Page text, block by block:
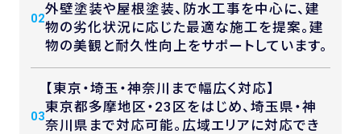
02
外壁塗装や屋根塗装、防水工事を中心に、建
物の劣化状況に応じた最適な施工を提案。建
物の美観と耐久性向上をサポートしています。
03
【東京・埼玉・神奈川まで幅広く対応】
東京都多摩地区・23区をはじめ、埼玉県・神
奈川県まで対応可能。広域エリアに対応でき